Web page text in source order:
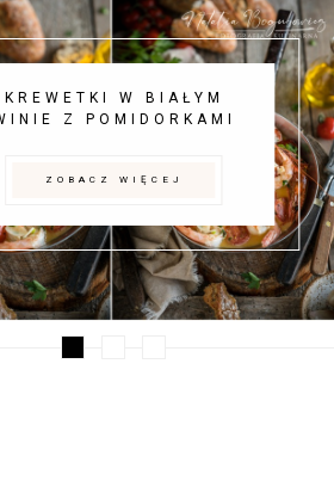
KREWETKI W BIAŁYM
Z POMIDORKAMI
ZOBACZ WIĘCEJ